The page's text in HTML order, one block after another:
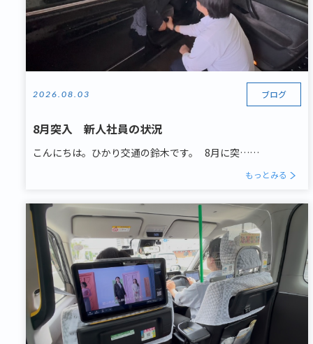
2026.08.03 ブログ
8月突入 新人社員の状況
こんにちは。ひかり交通の鈴木です。 8月に突……
もっとみる